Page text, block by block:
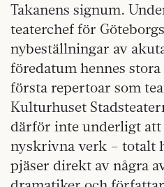
Takanens signum.
teaterchef för
nybeställningar av
föredatum hennes
första repertoar som
Kulturhuset
därför inte underligt att
nyskrivna verk – totalt
pjäser direkt av några